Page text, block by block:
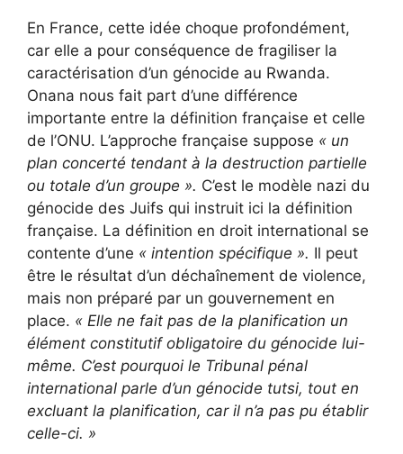
En France, cette idée choque profondément,
car elle a pour conséquence de fragiliser la
caractérisation d’un génocide au Rwanda.
Onana nous fait part d’une différence
importante entre la définition française et celle
de l’ONU. L’approche française suppose « un
plan concerté tendant à la destruction partielle
ou totale d’un groupe ». C’est le modèle nazi du
génocide des Juifs qui instruit ici la définition
française. La définition en droit international se
contente d’une « intention spécifique ». Il peut
être le résultat d’un déchaînement de violence,
mais non préparé par un gouvernement en
place. « Elle ne fait pas de la planification un
élément constitutif obligatoire du génocide lui-
même. C’est pourquoi le Tribunal pénal
international parle d’un génocide tutsi, tout en
excluant la planification, car il n’a pas pu établir
celle-ci. »